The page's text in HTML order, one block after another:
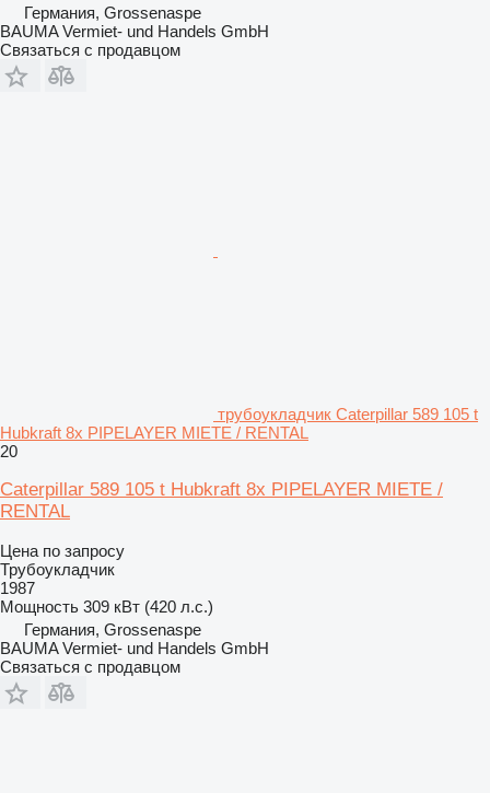
Германия, Grossenaspe
BAUMA Vermiet- und Handels GmbH
Связаться с продавцом
трубоукладчик Caterpillar 589 105 t
Hubkraft 8x PIPELAYER MIETE / RENTAL
20
Caterpillar 589 105 t Hubkraft 8x PIPELAYER MIETE /
RENTAL
Цена по запросу
Трубоукладчик
1987
Мощность 309 кВт (420 л.с.)
Германия, Grossenaspe
BAUMA Vermiet- und Handels GmbH
Связаться с продавцом